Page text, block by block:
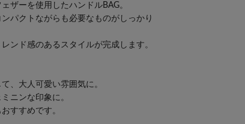
ザーを使用したハンドルBAG。
パクトながらも必要なものがしっかり
ンド感のあるスタイルが完成します。
、大人可愛い雰囲気に。
ニンな印象に。
すすめです。